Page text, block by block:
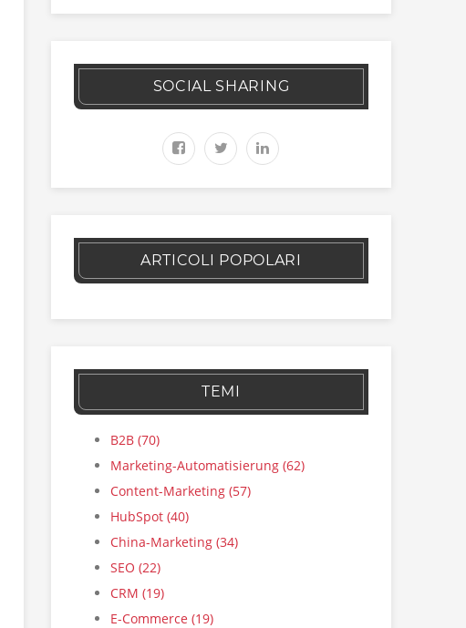
SOCIAL SHARING
ARTICOLI POPOLARI
TEMI
B2B (70)
Marketing-Automatisierung (62)
Content-Marketing (57)
HubSpot (40)
China-Marketing (34)
SEO (22)
CRM (19)
E-Commerce (19)